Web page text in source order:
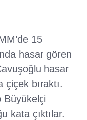
15
hasar gören
hasar
çiçek bıraktı.
Büyükelçi
kata çıktılar.